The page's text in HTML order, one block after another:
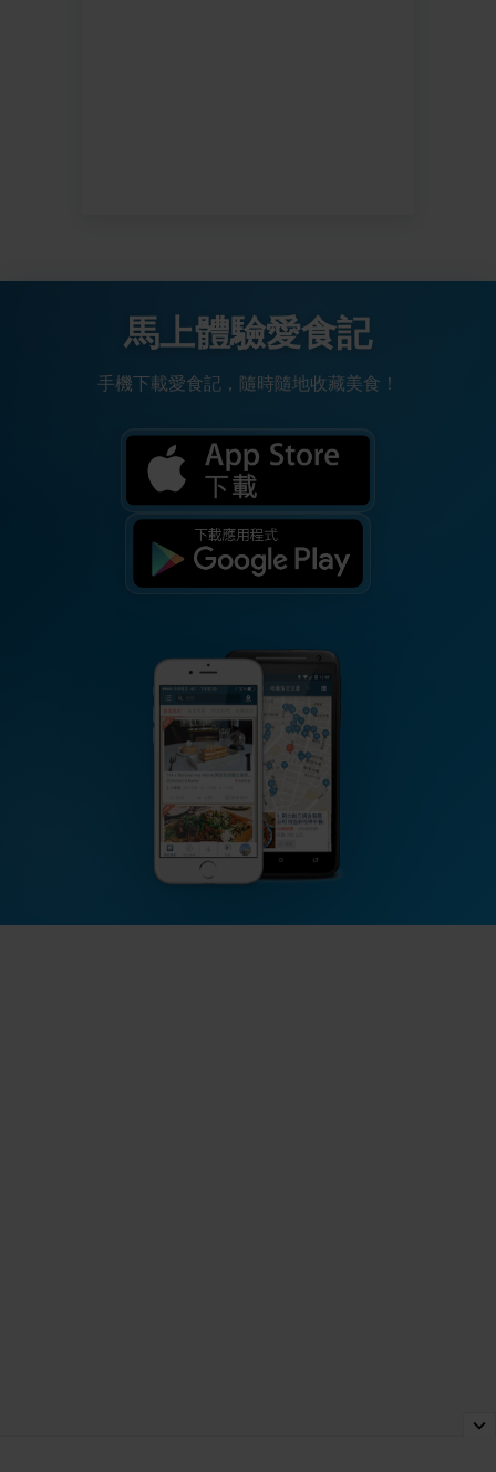
馬上體驗愛食記
手機下載愛食記，隨時隨地收藏美食！